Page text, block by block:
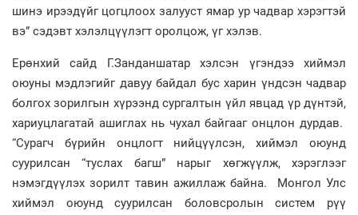
шинэ ирээдүйг цогцлоох залууст ямар ур чадвар хэрэгтэй
вэ” сэдэвт хэлэлцүүлэгт оролцож, үг хэлэв.
Ерөнхий сайд Г.Занданшатар хэлсэн үгэндээ хиймэл
оюуны мэдлэгийг давуу байдал бус харин үндсэн чадвар
болгох зорилгын хүрээнд сургалтын үйл явцад үр дүнтэй,
хариуцлагатай ашиглах нь чухал байгааг онцлон дурдав.
“Сурагч бүрийн онцлогт нийцүүлсэн, хиймэл оюунд
суурилсан “туслах багш” нарыг хөгжүүлж, хэрэглээг
нэмэгдүүлэх зорилт тавин ажиллаж байна. Монгол Улс
хиймэл оюунд суурилсан боловсролын систем рүү